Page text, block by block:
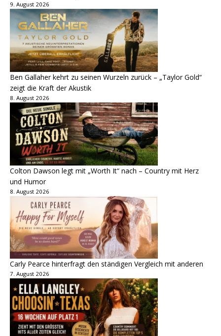
9. August 2026
Ben Gallaher kehrt zu seinen Wurzeln zurück – „Taylor Gold“
zeigt die Kraft der Akustik
8. August 2026
Colton Dawson legt mit „Worth It“ nach – Country mit Herz
und Humor
8. August 2026
Carly Pearce hinterfragt den ständigen Vergleich mit anderen
7. August 2026